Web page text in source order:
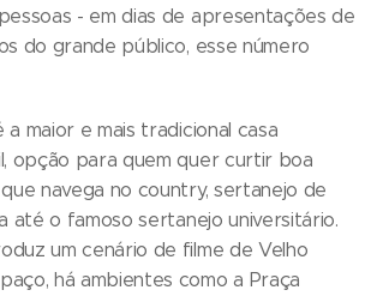
- em dias de apresentações de
do grande público, esse número
a maior e mais tradicional casa
opção para quem quer curtir boa
navega no country, sertanejo de
até o famoso sertanejo universitário.
um cenário de filme de Velho
há ambientes como a Praça